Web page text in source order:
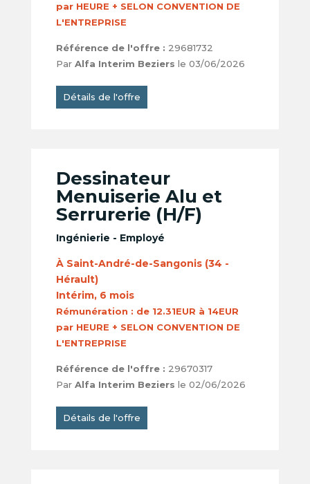
par HEURE + SELON CONVENTION DE
L'ENTREPRISE
Référence de l'offre : 29681732
Par Alfa Interim Beziers le 03/06/2026
Détails de l'offre
Dessinateur
Menuiserie Alu et
Serrurerie (H/F)
Ingénierie - Employé
À Saint-André-de-Sangonis (34 -
Hérault)
Intérim, 6 mois
Rémunération : de 12.31EUR à 14EUR
par HEURE + SELON CONVENTION DE
L'ENTREPRISE
Référence de l'offre : 29670317
Par Alfa Interim Beziers le 02/06/2026
Détails de l'offre